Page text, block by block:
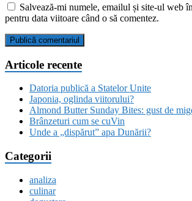
Salvează-mi numele, emailul și site-ul web
pentru data viitoare când o să comentez.
Articole recente
Datoria publică a Statelor Unite
Japonia, oglinda viitorului?
Almond Butter Sunday Bites: gust de
Brânzeturi cum se cuVin
Unde a „dispărut” apa Dunării?
Categorii
analiza
culinar